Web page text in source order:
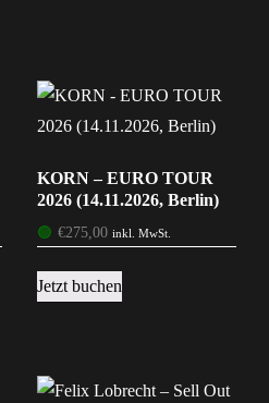
KORN – EURO TOUR
2026 (14.11.2026, Berlin)
🟢 €275,00 inkl. MwSt.
Jetzt buchen